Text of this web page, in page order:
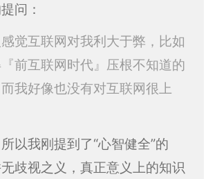
问：
觉互联网对我利大于弊，比如
前互联网时代』压根不知道的
我好像也没有对互联网很上
以我刚提到了“心智健全”的
歧视之义，真正意义上的知识